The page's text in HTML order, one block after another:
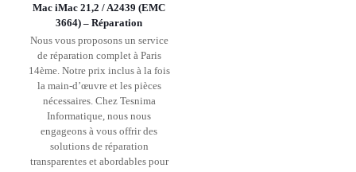
Mac iMac 21,2 / A2439 (EMC
3664) – Réparation
Nous vous proposons un service
de réparation complet à Paris
14ème. Notre prix inclus à la fois
la main-d’œuvre et les pièces
nécessaires. Chez Tesnima
Informatique, nous nous
engageons à vous offrir des
solutions de réparation
transparentes et abordables pour